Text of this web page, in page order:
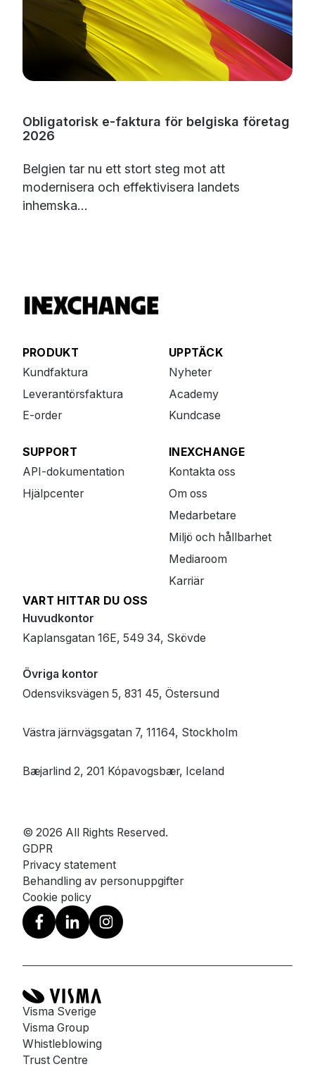
Obligatorisk e-faktura för belgiska företag
2026
Belgien tar nu ett stort steg mot att
modernisera och effektivisera landets
inhemska...
PRODUKT
Kundfaktura
Leverantörsfaktura
E-order
UPPTÄCK
Nyheter
Academy
Kundcase
SUPPORT
API-dokumentation
Hjälpcenter
INEXCHANGE
Kontakta oss
Om oss
Medarbetare
Miljö och hållbarhet
Mediaroom
Karriär
VART HITTAR DU OSS
Huvudkontor
Kaplansgatan 16E, 549 34, Skövde
Övriga kontor
Odensviksvägen 5, 831 45, Östersund
Västra järnvägsgatan 7, 11164, Stockholm
Bæjarlind 2, 201 Kópavogsbær, Iceland
© 2026 All Rights Reserved.
GDPR
Privacy statement
Behandling av personuppgifter
Cookie policy
Visma Sverige
Visma Group
Whistleblowing
Trust Centre